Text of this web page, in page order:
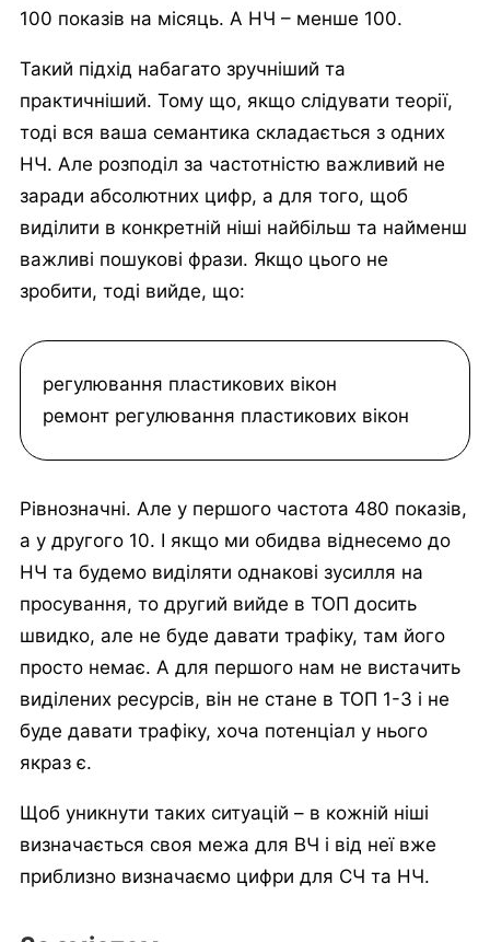
100 показів на місяць. А НЧ – менше 100.
Такий підхід набагато зручніший та
практичніший. Тому що, якщо слідувати теорії,
тоді вся ваша семантика складається з одних
НЧ. Але розподіл за частотністю важливий не
заради абсолютних цифр, а для того, щоб
виділити в конкретній ніші найбільш та найменш
важливі пошукові фрази. Якщо цього не
зробити, тоді вийде, що:
регулювання пластикових вікон
ремонт регулювання пластикових вікон
Рівнозначні. Але у першого частота 480 показів,
а у другого 10. І якщо ми обидва віднесемо до
НЧ та будемо виділяти однакові зусилля на
просування, то другий вийде в ТОП досить
швидко, але не буде давати трафіку, там його
просто немає. А для першого нам не вистачить
виділених ресурсів, він не стане в ТОП 1-3 і не
буде давати трафіку, хоча потенціал у нього
якраз є.
Щоб уникнути таких ситуацій – в кожній ніші
визначається своя межа для ВЧ і від неї вже
приблизно визначаємо цифри для СЧ та НЧ.